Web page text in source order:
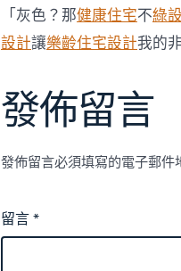
「灰色？那健康住宅不綠
設計讓樂齡住宅設計我的
發佈留言
發佈留言必須填寫的電子郵件
留言*